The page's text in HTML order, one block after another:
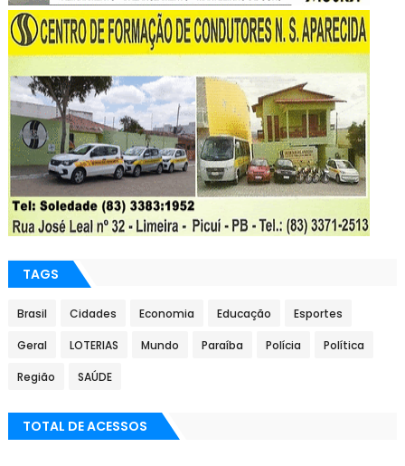
TAGS
Brasil Cidades Economia Educação Esportes
Geral LOTERIAS Mundo Paraíba Polícia Política
Região SAÚDE
TOTAL DE ACESSOS